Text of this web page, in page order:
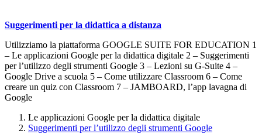
Suggerimenti per la didattica a distanza
Utilizziamo la piattaforma GOOGLE SUITE FOR EDUCATION 1
– Le applicazioni Google per la didattica digitale 2 – Suggerimenti
per l’utilizzo degli strumenti Google 3 – Lezioni su G-Suite 4 –
Google Drive a scuola 5 – Come utilizzare Classroom 6 – Come
creare un quiz con Classroom 7 – JAMBOARD, l’app lavagna di
Google
Le applicazioni Google per la didattica digitale
Suggerimenti per l’utilizzo degli strumenti Google